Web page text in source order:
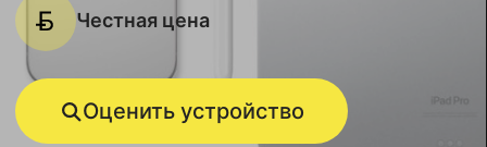
Честная цена
Оценить устройство